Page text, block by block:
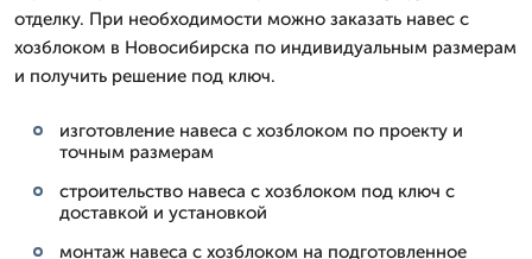
отделку. При необходимости можно заказать навес с
хозблоком в Новосибирска по индивидуальным размерам
и получить решение под ключ.
изготовление навеса с хозблоком по проекту и
точным размерам
строительство навеса с хозблоком под ключ с
доставкой и установкой
монтаж навеса с хозблоком на подготовленное